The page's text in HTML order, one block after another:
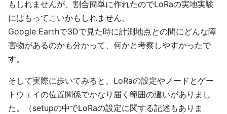
もしれませんが、割合簡単に作れたのでLoRaの実地実験
にはもってこいかもしれません。
Google Earthで3Dで見た時に計測地点との間にどんな障
害物があるのかも分かって、何かと考察しやすかったで
す。
そして実際に歩いてみると、LoRaの設定やノードとゲー
トウェイの位置関係でかなり届く範囲の違いがありまし
た。（setupの中でLoRaの設定に関する記述もありま